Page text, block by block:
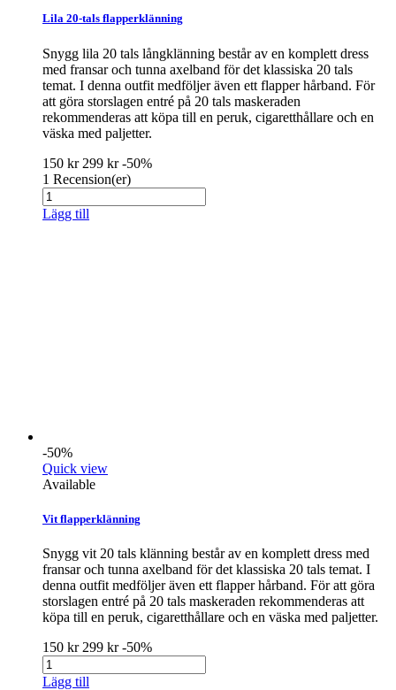
Lila 20-tals flapperklänning
Snygg lila 20 tals långklänning består av en komplett dress
med fransar och tunna axelband för det klassiska 20 tals
temat. I denna outfit medföljer även ett flapper hårband. För
att göra storslagen entré på 20 tals maskeraden
rekommenderas att köpa till en peruk, cigaretthållare och en
väska med paljetter.
150 kr 299 kr-50%
1 Recension(er)
Lägg till
-50%
Quick view
Available
Vit flapperklänning
Snygg vit 20 tals klänning består av en komplett dress med
fransar och tunna axelband för det klassiska 20 tals temat. I
denna outfit medföljer även ett flapper hårband. För att göra
storslagen entré på 20 tals maskeraden rekommenderas att
köpa till en peruk, cigaretthållare och en väska med paljetter.
150 kr 299 kr-50%
Lägg till